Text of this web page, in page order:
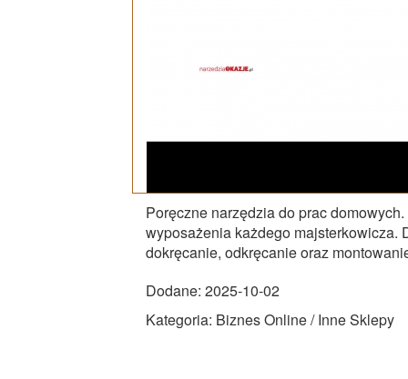
Poręczne narzędzia do prac
wyposażenia każdego majsterkowicza.
dokręcanie, odkręcanie oraz
Dodane: 2025-10-02
Kategoria: Biznes Online / Inne Sklepy